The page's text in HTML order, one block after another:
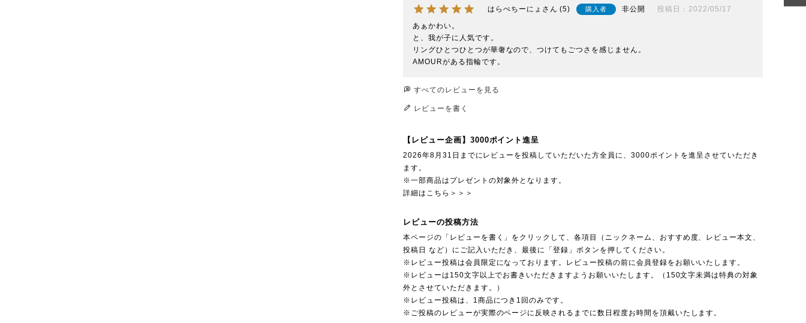
はらぺちーにょ 5 購入者 非公開 投稿日
2022/05/17
あぁかわい。
と、我が子に人気です。
リングひとつひとつが華奢なので、つけてもごつさを感じません。
AMOURがある指輪です。
すべてのレビューを見る
レビューを書く
【レビュー企画】3000ポイント進呈
2026年8月31日までにレビューを投稿していただいた方全員に、3000ポイントを進呈させていただき
ます。
※一部商品はプレゼントの対象外となります。
詳細はこちら＞＞＞
レビューの投稿方法
本ページの「レビューを書く」をクリックして、各項目（ニックネーム、おすすめ度、レビュー本文、
投稿日 など）にご記入いただき、最後に「登録」ボタンを押してください。
※レビュー投稿は会員限定になっております。レビュー投稿の前に会員登録をお願いいたします。
※レビューは150文字以上でお書きいただきますようお願いいたします。（150文字未満は特典の対象
外とさせていただきます。）
※レビュー投稿は、1商品につき1回のみです。
※ご投稿のレビューが実際のページに反映されるまでに数日程度お時間を頂戴いたします。